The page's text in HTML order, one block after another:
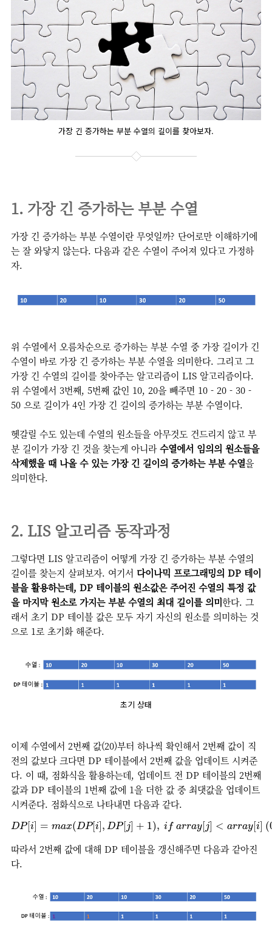
가장 긴 증가하는 부분 수열의 길이를 찾아보자.
1. 가장 긴 증가하는 부분 수열
가장 긴 증가하는 부분 수열이란 무엇일까? 단어로만 이해하기에
는 잘 와닿지 않는다. 다음과 같은 수열이 주어져 있다고 가정하
자.
위 수열에서 오름차순으로 증가하는 부분 수열 중 가장 길이가 긴
수열이 바로 가장 긴 증가하는 부분 수열을 의미한다. 그리고 그
가장 긴 수열의 길이를 찾아주는 알고리즘이 LIS 알고리즘이다.
위 수열에서 3번째, 5번째 값인 10, 20을 빼주면 10 - 20 - 30 -
50 으로 길이가 4인 가장 긴 길이의 증가하는 부분 수열이다.
헷갈릴 수도 있는데 수열의 원소들을 아무것도 건드리지 않고 부
분 길이가 가장 긴 것을 찾는게 아니라수열에서 임의의 원소들을
삭제했을 때 나올 수 있는 가장 긴 길이의 증가하는 부분 수열을
의미한다.
2. LIS 알고리즘 동작과정
그렇다면 LIS 알고리즘이 어떻게 가장 긴 증가하는 부분 수열의
길이를 찾는지 살펴보자. 여기서 다이나믹 프로그래밍의 DP 테이
블을 활용하는데, DP 테이블의 원소값은 주어진 수열의 특정 값
을 마지막 원소로 가지는 부분 수열의 최대 길이를 의미한다. 그
래서 초기 DP 테이블 값은 모두 자기 자신의 원소를 의미하는 것
으로 1로 초기화 해준다.
초기 상태
이제 수열에서 2번째 값(20)부터 하나씩 확인해서 2번째 값이 직
전의 값보다 크다면 DP 테이블에서 2번째 값을 업데이트 시켜준
다. 이 때, 점화식을 활용하는데, 업데이트 전 DP 테이블의 2번째
값과 DP 테이블의 1번째 값에 1을 더한 값 중 최댓값을 업데이트
시켜준다. 점화식으로 나타내면 다음과 같다.
DP[i] = max(DP[i], DP [j] + 1), if array[j] < array[i] (
DP[ i]=max(DP [i],DP j] +1 if array[j] <a rray[i] (0
따라서 2번째 값에 대해 DP 테이블을 갱신해주면 다음과 같아진
다.